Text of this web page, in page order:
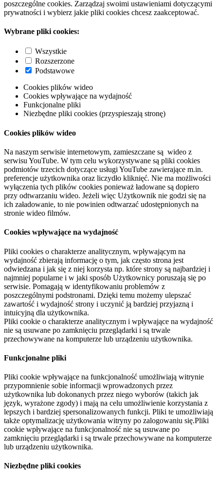
poszczególne cookies. Zarządzaj swoimi ustawieniami dotyczącymi
prywatności i wybierz jakie pliki cookies chcesz zaakceptować.
Wybrane pliki cookies:
Wszystkie
Rozszerzone
Podstawowe
Cookies plików wideo
Cookies wpływające na wydajność
Funkcjonalne pliki
Niezbędne pliki cookies (przyspieszają stronę)
Cookies plików wideo
Na naszym serwisie internetowym, zamieszczane są wideo z
serwisu YouTube. W tym celu wykorzystywane są pliki cookies
podmiotów trzecich dotyczące usługi YouTube zawierające m.in.
preferencje użytkownika oraz liczydło kliknięć. Nie ma możliwości
wyłączenia tych plików cookies ponieważ ładowane są dopiero
przy odtwarzaniu wideo. Jeżeli więc Użytkownik nie godzi się na
ich załadowanie, to nie powinien odtwarzać udostępnionych na
stronie wideo filmów.
Cookies wpływające na wydajność
Pliki cookies o charakterze analitycznym, wpływającym na
wydajność zbierają informację o tym, jak często strona jest
odwiedzana i jak się z niej korzysta np. które strony są najbardziej i
najmniej popularne i w jaki sposób Użytkownicy poruszają się po
serwisie. Pomagają w identyfikowaniu problemów z
poszczególnymi podstronami. Dzięki temu możemy ulepszać
zawartość i wydajność strony i uczynić ją bardziej przyjazną i
intuicyjną dla użytkownika.
Pliki cookie o charakterze analitycznym i wpływające na wydajność
nie są usuwane po zamknięciu przeglądarki i są trwale
przechowywane na komputerze lub urządzeniu użytkownika.
Funkcjonalne pliki
Pliki cookie wpływające na funkcjonalność umożliwiają witrynie
przypomnienie sobie informacji wprowadzonych przez
użytkownika lub dokonanych przez niego wyborów (takich jak
język, wyrażone zgody) i mają na celu umożliwienie korzystania z
lepszych i bardziej spersonalizowanych funkcji. Pliki te umożliwiają
także optymalizację użytkowania witryny po zalogowaniu się.Pliki
cookie wpływające na funkcjonalność nie są usuwane po
zamknięciu przeglądarki i są trwale przechowywane na komputerze
lub urządzeniu użytkownika.
Niezbędne pliki cookies